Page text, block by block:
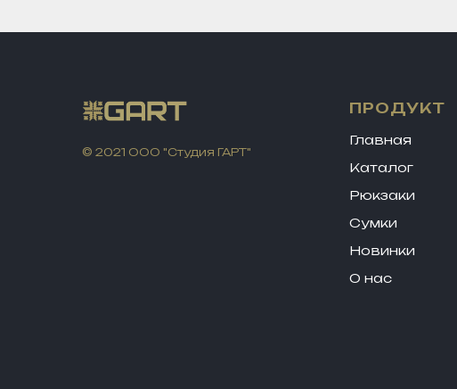
© 2021 ООО "Студия ГАРТ"
ПРОДУКТ
Главная
Каталог
Рюкзаки
Сумки
Новинки
О нас